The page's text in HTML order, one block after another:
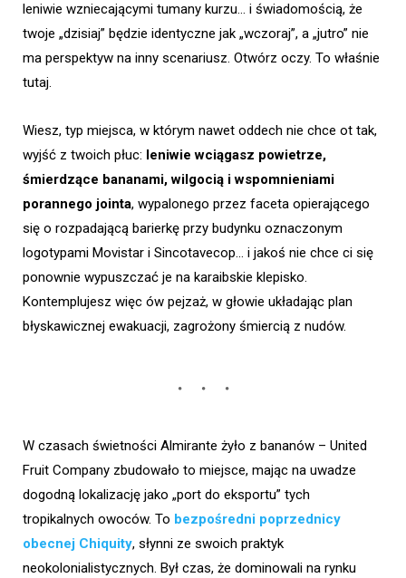
leniwie wzniecającymi tumany kurzu… i świadomością, że
twoje „dzisiaj” będzie identyczne jak „wczoraj”, a „jutro” nie
ma perspektyw na inny scenariusz. Otwórz oczy. To właśnie
tutaj.
Wiesz, typ miejsca, w którym nawet oddech nie chce ot tak,
wyjść z twoich płuc: leniwie wciągasz powietrze,
śmierdzące bananami, wilgocią i wspomnieniami
porannego jointa, wypalonego przez faceta opierającego
się o rozpadającą barierkę przy budynku oznaczonym
logotypami Movistar i Sincotavecop… i jakoś nie chce ci się
ponownie wypuszczać je na karaibskie klepisko.
Kontemplujesz więc ów pejzaż, w głowie układając plan
błyskawicznej ewakuacji, zagrożony śmiercią z nudów.
W czasach świetności Almirante żyło z bananów – United
Fruit Company zbudowało to miejsce, mając na uwadze
dogodną lokalizację jako „port do eksportu” tych
tropikalnych owoców. To bezpośredni poprzednicy
obecnej Chiquity, słynni ze swoich praktyk
neokolonialistycznych. Był czas, że dominowali na rynku